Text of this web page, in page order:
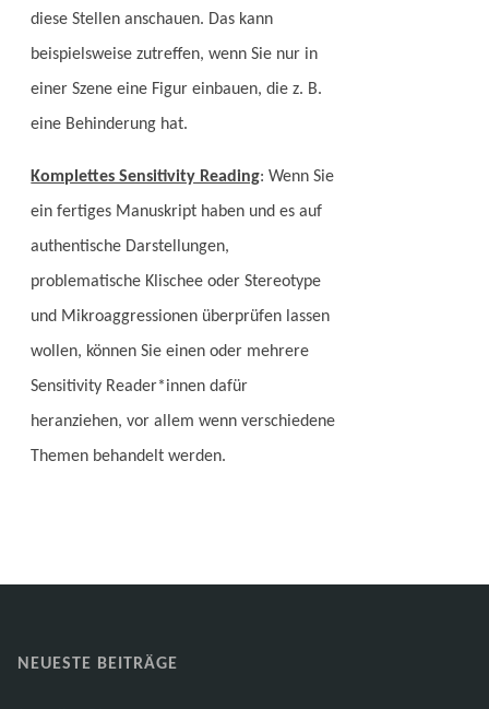
diese Stellen anschauen. Das kann
beispielsweise zutreffen, wenn Sie nur in
einer Szene eine Figur einbauen, die z. B.
eine Behinderung hat.
Komplettes Sensitivity Reading: Wenn Sie
ein fertiges Manuskript haben und es auf
authentische Darstellungen,
problematische Klischee oder Stereotype
und Mikroaggressionen überprüfen lassen
wollen, können Sie einen oder mehrere
Sensitivity Reader*innen dafür
heranziehen, vor allem wenn verschiedene
Themen behandelt werden.
NEUESTE BEITRÄGE